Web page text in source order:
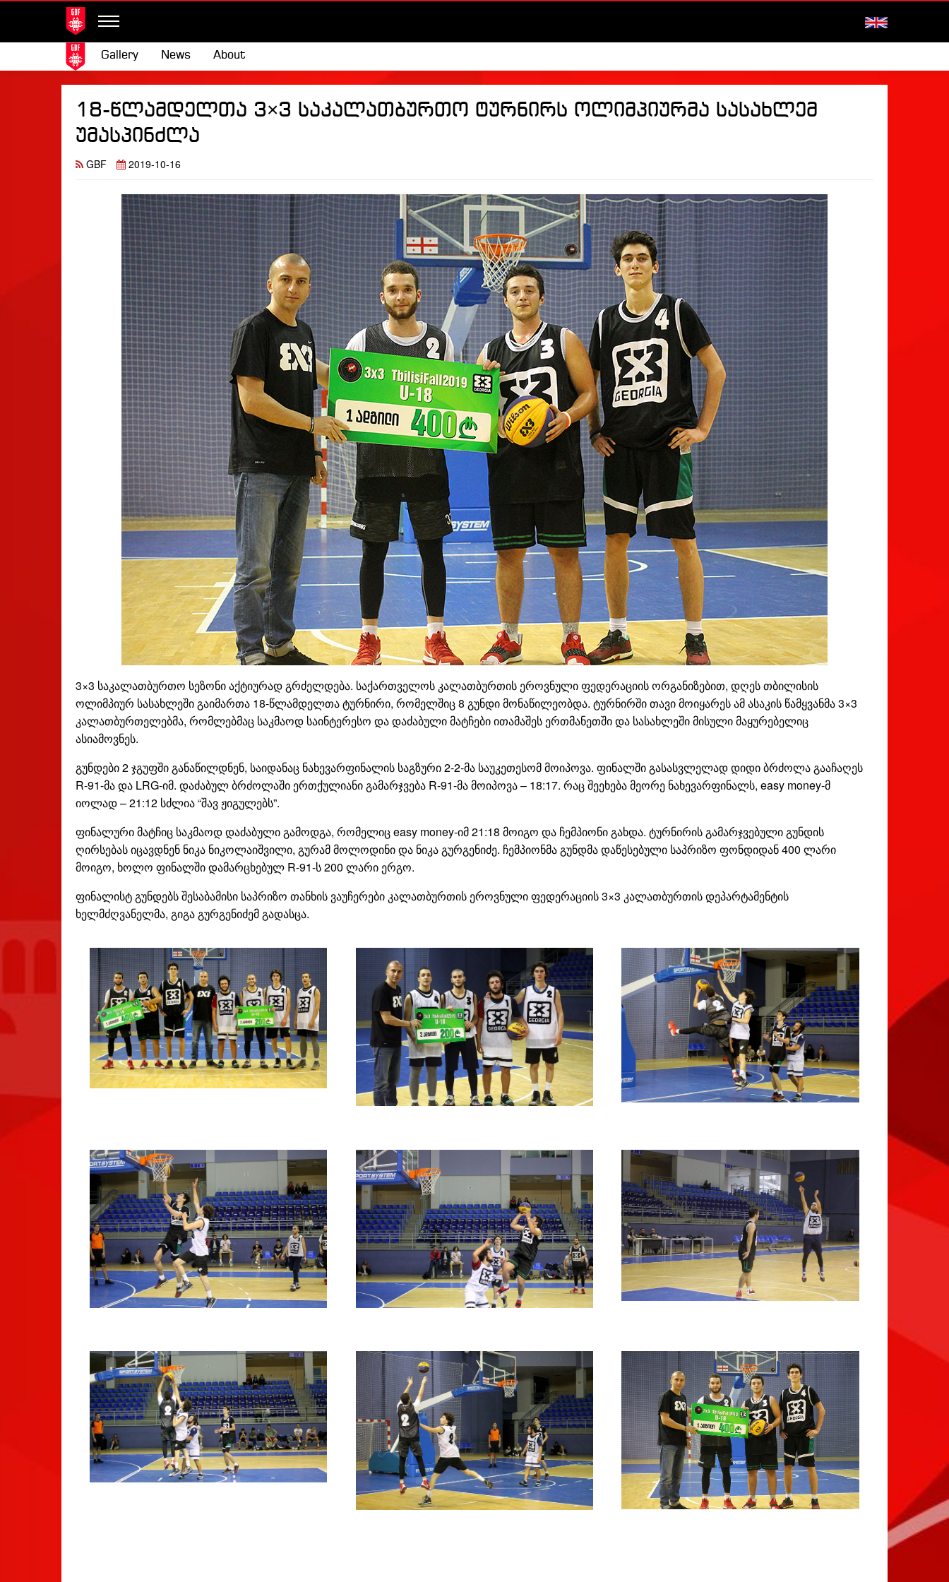
Gallery News About
18-წლამდელთა 3×3 საკალათბურთო ტურნირს ოლიმპიურმა სასახლემ
უმასპინძლა
GBF 2019-10-16
3×3 საკალათბურთო სეზონი აქტიურად გრძელდება. საქართველოს კალათბურთის ეროვნული ფედერაციის ორგანიზებით, დღეს თბილისის
ოლიმპიურ სასახლეში გაიმართა 18-წლამდელთა ტურნირი, რომელშიც 8 გუნდი მონაწილეობდა. ტურნირში თავი მოიყარეს ამ ასაკის წამყვანმა 3×3
კალათბურთელებმა, რომლებმაც საკმაოდ საინტერესო და დაძაბული მატჩები ითამაშეს ერთმანეთში და სასახლეში მისული მაყურებელიც
ასიამოვნეს.
გუნდები 2 ჯგუფში განაწილდნენ, საიდანაც ნახევარფინალის საგზური 2-2-მა საუკეთესომ მოიპოვა. ფინალში გასასვლელად დიდი ბრძოლა გააჩაღეს
R-91-მა და LRG-იმ. დაძაბულ ბრძოლაში ერთქულიანი გამარჯვება R-91-მა მოიპოვა – 18:17. რაც შეეხება მეორე ნახევარფინალს, easy money-მ
იოლად – 21:12 სძლია “შავ ჟიგულებს”.
ფინალური მატჩიც საკმაოდ დაძაბული გამოდგა, რომელიც easy money-იმ 21:18 მოიგო და ჩემპიონი გახდა. ტურნირის გამარჯვებული გუნდის
ღირსებას იცავდნენ ნიკა ნიკოლაიშვილი, გურამ მოლოდინი და ნიკა გურგენიძე. ჩემპიონმა გუნდმა დაწესებული საპრიზო ფონდიდან 400 ლარი
მოიგო, ხოლო ფინალში დამარცხებულ R-91-ს 200 ლარი ერგო.
ფინალისტ გუნდებს შესაბამისი საპრიზო თანხის ვაუჩერები კალათბურთის ეროვნული ფედერაციის 3×3 კალათბურთის დეპარტამენტის
ხელმძღვანელმა, გიგა გურგენიძემ გადასცა.